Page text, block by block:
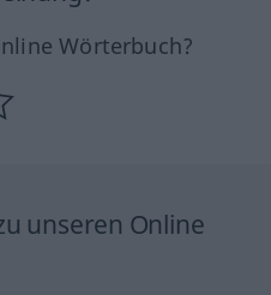
Wörterbuch?
unseren Online